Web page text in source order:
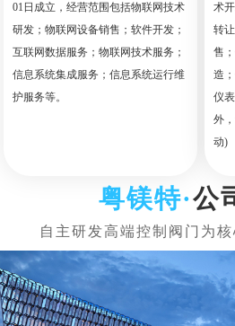
01日成立，经营范围包括物联网技术
研发；物联网设备销售；软件开发；
互联网数据服务；物联网技术服务；
信息系统集成服务；信息系统运行维
护服务等。
术
转
售
造
仪
外
动)
公